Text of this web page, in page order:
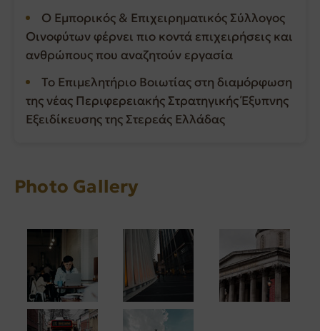
Ο Εμπορικός & Επιχειρηματικός Σύλλογος
Οινοφύτων φέρνει πιο κοντά επιχειρήσεις και
ανθρώπους που αναζητούν εργασία
Το Επιμελητήριο Βοιωτίας στη διαμόρφωση
της νέας Περιφερειακής Στρατηγικής Έξυπνης
Εξειδίκευσης της Στερεάς Ελλάδας
Photo Gallery